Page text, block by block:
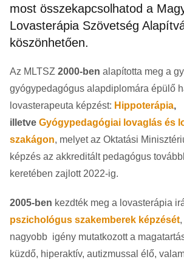
most összekapcsolhatod a
Lovasterápia Szövetség
köszönhetően.
Az MLTSZ 2000-ben alapította meg a
gyógypedagógus alapdiplomára épülő
lovasterapeuta képzést: Hippoterápia,
illetve Gyógypedagógiai lovaglás és
szakágon, melyet az Oktatási
képzés az akkreditált pedagógus
keretében zajlott 2022-ig.
2005-ben kezdték meg a lovasterápia
pszichológus szakemberek képzését
nagyobb igény mutatkozott a
küzdő, hiperaktív, autizmussal élő,